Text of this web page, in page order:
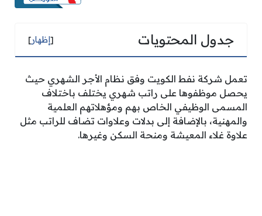
جدول المحتويات [إظهار]
تعمل شركة نفط الكويت وفق نظام الأجر الشهري حيث
يحصل موظفوها على راتب شهري يختلف باختلاف
المسمى الوظيفي الخاص بهم ومؤهلاتهم العلمية
والمهنية، بالإضافة إلى بدلات وعلاوات تضاف للراتب مثل
علاوة غلاء المعيشة ومنحة السكن وغيرها.